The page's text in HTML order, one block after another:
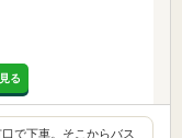
る
で下車。そこからバス